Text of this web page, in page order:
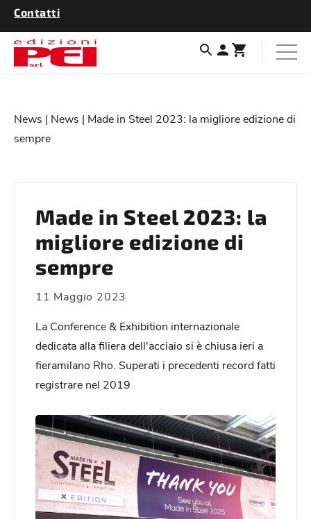
Contatti
News | News | Made in Steel 2023: la migliore edizione di
sempre
Made in Steel 2023: la
migliore edizione di
sempre
11 Maggio 2023
La Conference & Exhibition internazionale
dedicata alla filiera dell'acciaio si è chiusa ieri a
fieramilano Rho. Superati i precedenti record fatti
registrare nel 2019